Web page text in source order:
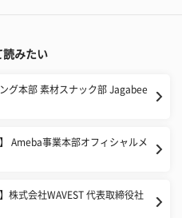
読みたい
グ本部 素材スナック部 Jagabee
Ameba事業本部オフィシャルメ
株式会社WAVEST 代表取締役社